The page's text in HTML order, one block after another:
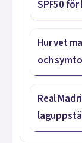
SPF50
Hur vet
och
Real